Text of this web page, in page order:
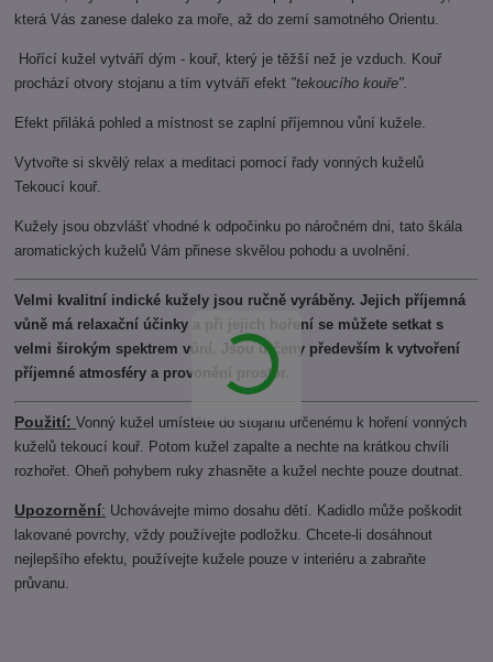
která Vás zanese daleko za moře, až do zemí samotného Orientu.
Hořící kužel vytváří dým - kouř, který je těžší než je vzduch. Kouř
prochází otvory stojanu a tím vytváří efekt "tekoucího kouře".
Efekt přiláká pohled a místnost se zaplní příjemnou vůní kužele.
Vytvořte si skvělý relax a meditaci pomocí řady vonných kuželů
Tekoucí kouř.
Kužely jsou obzvlášť vhodné k odpočinku po náročném dni, tato škála
aromatických kuželů Vám přinese skvělou pohodu a uvolnění.
Velmi kvalitní indické kužely jsou ručně vyráběny. Jejich příjemná
vůně má relaxační účinky a při jejich hoření se můžete setkat s
velmi širokým spektrem vůní. Jsou určeny především k vytvoření
příjemné atmosféry a provonění prostor.
Použití: Vonný kužel umístěte do stojanu určenému k hoření vonných
kuželů tekoucí kouř. Potom kužel zapalte a nechte na krátkou chvíli
rozhořet. Oheň pohybem ruky zhasněte a kužel nechte pouze doutnat.
Upozornění: Uchovávejte mimo dosahu dětí. Kadidlo může poškodit
lakované povrchy, vždy používejte podložku. Chcete-li dosáhnout
nejlepšího efektu, používejte kužele pouze v interiéru a zabraňte
průvanu.